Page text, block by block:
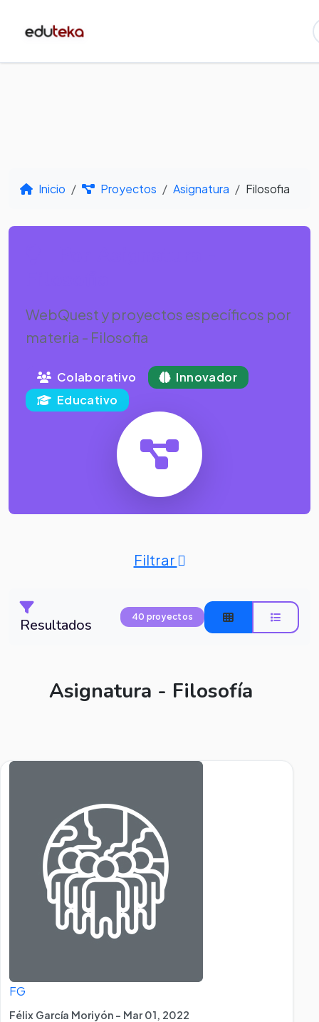
Inicio Proyectos Asignatura Filosofia
WebQuest y proyectos específicos por
materia - Filosofia
Colaborativo
Innovador
Educativo
Filtrar
Resultados 40 proyectos
Asignatura - Filosofía
FG
Félix García Moriyón - Mar 01, 2022